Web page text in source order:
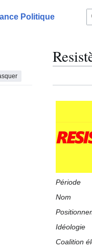
Politique
Période
Nom
Idéologie
Coalition